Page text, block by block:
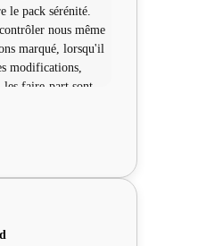
le pack sérénité.
nous même
marqué, lorsqu'il
modifications,
les faire-part sont